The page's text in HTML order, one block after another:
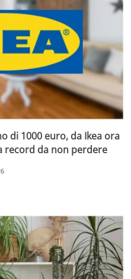
di 1000 euro, da Ikea ora
record da non perdere